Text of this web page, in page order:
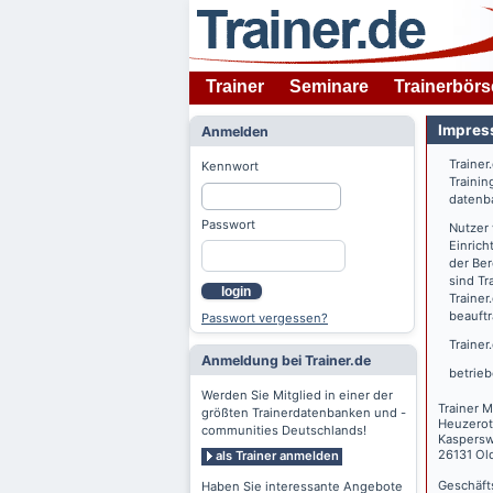
Trainer Seminare
Anmelden
Kennwort
Passwort
login
Passwort vergessen?
Anmeldung bei Trainer.de
Werden Sie Mitglied in einer der
größten Trainerdatenbanken und -
communities Deutschlands!
als Trainer anmelden
Haben Sie interessante Angebote
der
sind
Trainer
26131